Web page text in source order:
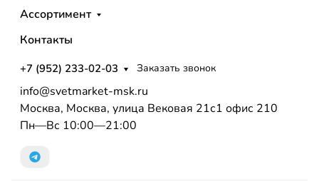
Ассортимент
Контакты
+7 (952) 233-02-03 Заказать звонок
info@svetmarket-msk.ru
Москва, Москва, улица Вековая 21с1 офис 210
Пн—Вс 10:00—21:00